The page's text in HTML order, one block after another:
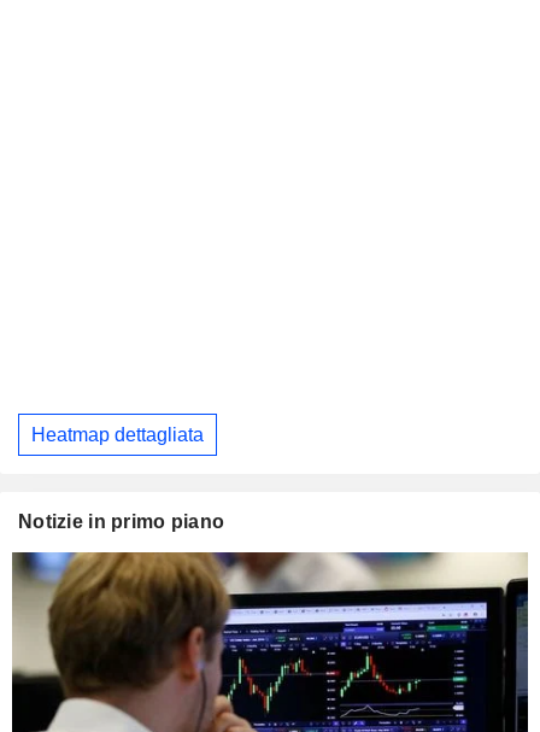
Heatmap dettagliata
Notizie in primo piano